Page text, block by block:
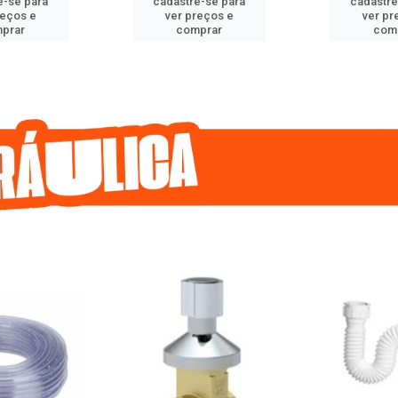
e
ver preços e
comprar
ver